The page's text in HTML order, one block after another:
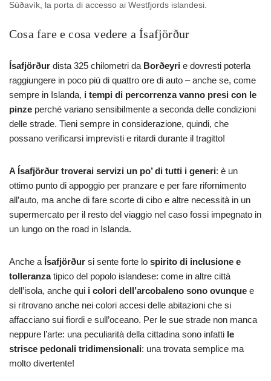
Súðavík, la porta di accesso ai Westfjords islandesi.
Cosa fare e cosa vedere a Ísafjörður
Ísafjörður dista 325 chilometri da Borðeyri e dovresti poterla
raggiungere in poco più di quattro ore di auto – anche se, come
sempre in Islanda, i tempi di percorrenza vanno presi con le
pinze perché variano sensibilmente a seconda delle condizioni
delle strade. Tieni sempre in considerazione, quindi, che
possano verificarsi imprevisti e ritardi durante il tragitto!
A Ísafjörður troverai servizi un po’ di tutti i generi: è un
ottimo punto di appoggio per pranzare e per fare rifornimento
all’auto, ma anche di fare scorte di cibo e altre necessità in un
supermercato per il resto del viaggio nel caso fossi impegnato in
un lungo on the road in Islanda.
Anche a Ísafjörður si sente forte lo spirito di inclusione e
tolleranzatipico del popolo islandese: come in altre città
dell’isola, anche qui i colori dell’arcobaleno sono ovunque e
si ritrovano anche nei colori accesi delle abitazioni che si
affacciano sui fiordi e sull’oceano. Per le sue strade non manca
neppure l’arte: una peculiarità della cittadina sono infatti le
strisce pedonali tridimensionali: una trovata semplice ma
molto divertente!